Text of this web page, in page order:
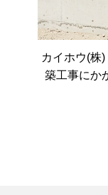
カイホウ(
築工事にか